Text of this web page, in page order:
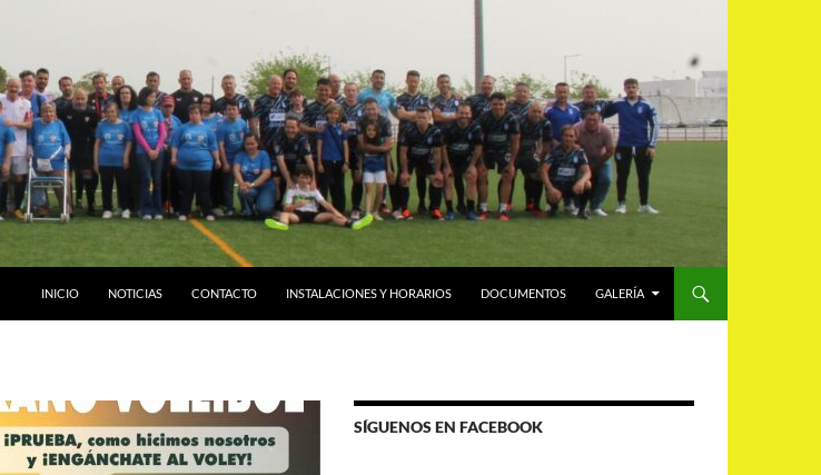
INICIO NOTICIAS CONTACTO INSTALACIONES Y HORARIOS DOCUMENTOS GALERÍA
SÍGUENOS EN FACEBOOK